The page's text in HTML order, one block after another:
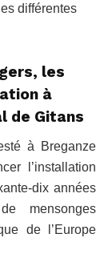
différentes
les
à
de Gitans
à Breganze
l’installation
dix années
mensonges
de l’Europe